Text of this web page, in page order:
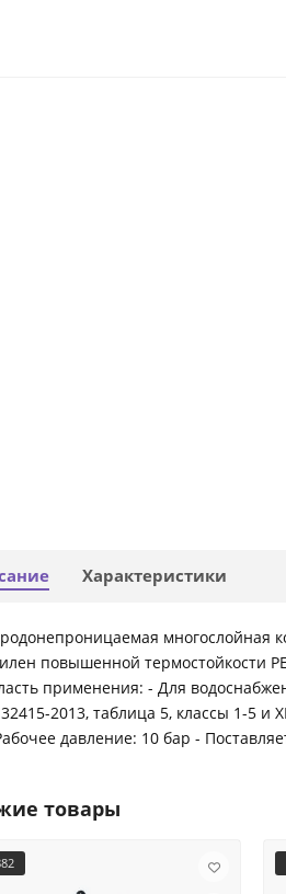
Характеристики
многослойная
повышенной термостойкости
применения: - Для
2013, таблица 5, классы 1-5 и
давление: 10 бар -
товары